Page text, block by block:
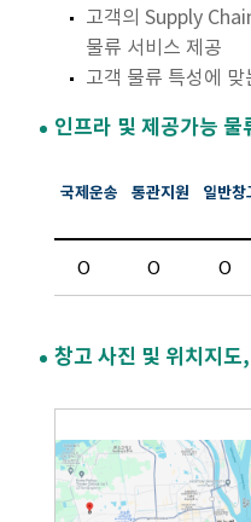
고객의 Supply
물류 서비스 제공
고객 물류 특성에 맞
인프라 및 제공가능 물
국제운송 통관지원 일반창
O O O
창고 사진 및 위치지도